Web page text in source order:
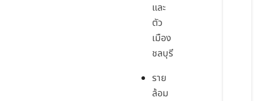
และ
ตัว
เมือง
ชลบุรี
ราย
ล้อม